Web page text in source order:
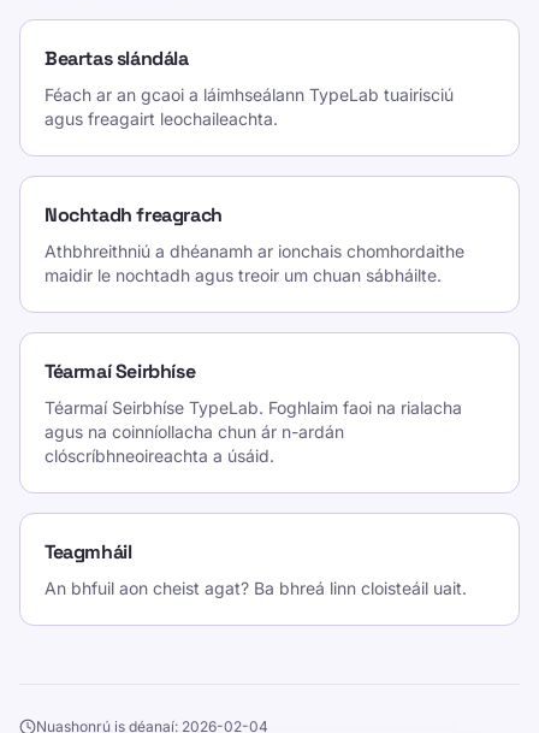
Beartas slándála
Féach ar an gcaoi a láimhseálann TypeLab tuairisciú
agus freagairt leochaileachta.
Nochtadh freagrach
Athbhreithniú a dhéanamh ar ionchais chomhordaithe
maidir le nochtadh agus treoir um chuan sábháilte.
Téarmaí Seirbhíse
Téarmaí Seirbhíse TypeLab. Foghlaim faoi na rialacha
agus na coinníollacha chun ár n-ardán
clóscríbhneoireachta a úsáid.
Teagmháil
An bhfuil aon cheist agat? Ba bhreá linn cloisteáil uait.
Nuashonrú is déanaí: 2026-02-04